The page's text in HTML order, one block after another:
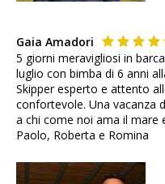
Gaia Amadori
5 giorni meravigliosi in
luglio con bimba di 6 anni
Skipper esperto e attento
confortevole. Una vacanza
a chi come noi ama il mare
Paolo, Roberta e Romina